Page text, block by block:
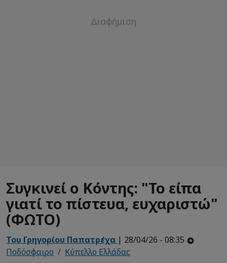
Συγκινεί ο Κόντης: "Το είπα
γιατί το πίστευα, ευχαριστώ"
(ΦΩΤΟ)
Του Γρηγορίου Παπατρέχα | 28/04/26 - 08:35
Ποδόσφαιρο
Κύπελλο Ελλάδας